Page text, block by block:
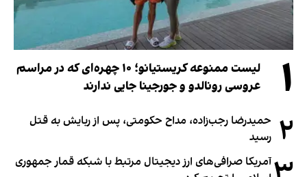
۱
لیست ممنوعه کریستیانو؛ ۱۰ چهره‌ای که در مراسم
عروسی رونالدو و جورجینا جایی ندارند
۲ حمیدرضا رجب‌زاده، مداح حکومتی، پس از ربایش به قتل
رسید
آمریکا صرافی‌های ارز دیجیتال مرتبط با شبکه قمار جمهوری